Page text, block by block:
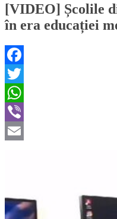
[VIDEO] Școlile
în era educației
Facebook
Twitter
WhatsApp
Viber